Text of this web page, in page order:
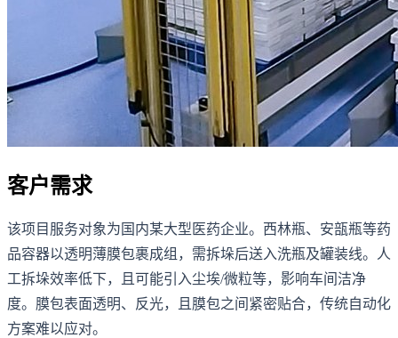
客户需求
该项目服务对象为国内某大型医药企业。西林瓶、安瓿瓶等药
品容器以透明薄膜包裹成组，需拆垛后送入洗瓶及罐装线。人
工拆垛效率低下，且可能引入尘埃/微粒等，影响车间洁净
度。膜包表面透明、反光，且膜包之间紧密贴合，传统自动化
方案难以应对。